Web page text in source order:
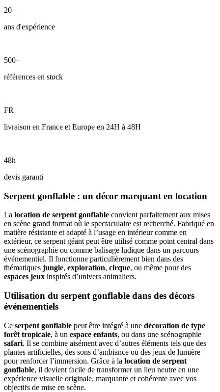
20+
ans d'expérience
500+
références en stock
FR
livraison en France et Europe en 24H à 48H
48h
devis garanti
Serpent gonflable : un décor marquant en location
La location de serpent gonflable convient parfaitement aux mises
en scène grand format où le spectaculaire est recherché. Fabriqué en
matière résistante et adapté à l’usage en intérieur comme en
extérieur, ce serpent géant peut être utilisé comme point central dans
une scénographie ou comme balisage ludique dans un parcours
événementiel. Il fonctionne particulièrement bien dans des
thématiques jungle, exploration, cirque, ou même pour des
espaces jeux inspirés d’univers animaliers.
Utilisation du serpent gonflable dans des décors
événementiels
Ce serpent gonflable peut être intégré à une décoration de type
forêt tropicale, à un espace enfants, ou dans une scénographie
safari. Il se combine aisément avec d’autres éléments tels que des
plantes artificielles, des sons d’ambiance ou des jeux de lumière
pour renforcer l’immersion. Grâce à la location de serpent
gonflable, il devient facile de transformer un lieu neutre en une
expérience visuelle originale, marquante et cohérente avec vos
objectifs de mise en scène.